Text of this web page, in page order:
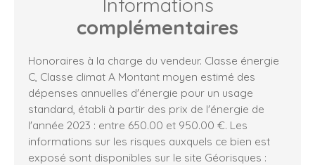
complémentaires
Honoraires à la charge du vendeur. Classe énergie
C, Classe climat A Montant moyen estimé des
dépenses annuelles d'énergie pour un usage
standard, établi à partir des prix de l'énergie de
l'année 2023 : entre 650.00 et 950.00 €. Les
informations sur les risques auxquels ce bien est
exposé sont disponibles sur le site Géorisques :